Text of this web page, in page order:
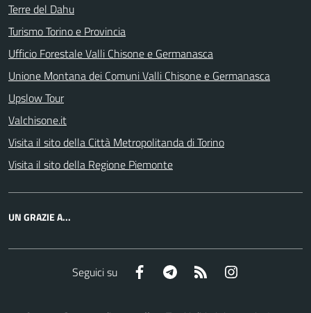
Terre del Dahu
Turismo Torino e Provincia
Ufficio Forestale Valli Chisone e Germanasca
Unione Montana dei Comuni Valli Chisone e Germanasca
Upslow Tour
Valchisone.it
Visita il sito della Città Metropolitanda di Torino
Visita il sito della Regione Piemonte
UN GRAZIE A...
Seguici su Facebook Telegram RSS